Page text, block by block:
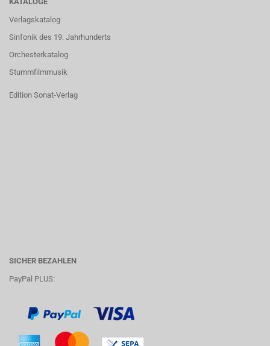
Verlagskatalog
Sinfonik des 19. Jahrhunderts
Orchesterkatalog
Stummfilmmusik
Edition Sonat-Verlag
SICHER BEZAHLEN
PayPal PLUS: